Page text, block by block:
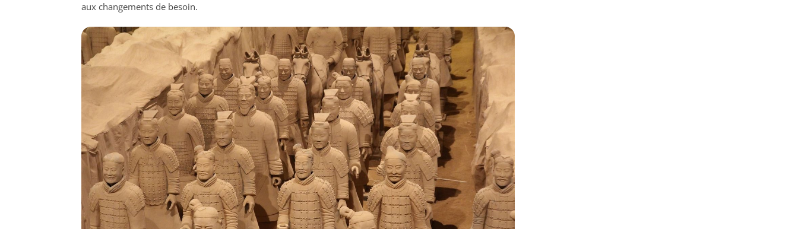
aux changements de besoin.